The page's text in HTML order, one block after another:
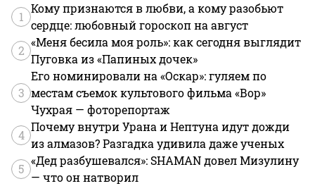
1
Кому признаются в любви, а кому разобьют
сердце: любовный гороскоп на август
2
«Меня бесила моя роль»: как сегодня выглядит
Пуговка из «Папиных дочек»
3
Его номинировали на «Оскар»: гуляем по
местам съемок культового фильма «Вор»
Чухрая — фоторепортаж
4
Почему внутри Урана и Нептуна идут дожди
из алмазов? Разгадка удивила даже ученых
5
«Дед разбушевался»: SHAMAN довел Мизулину
— что он натворил